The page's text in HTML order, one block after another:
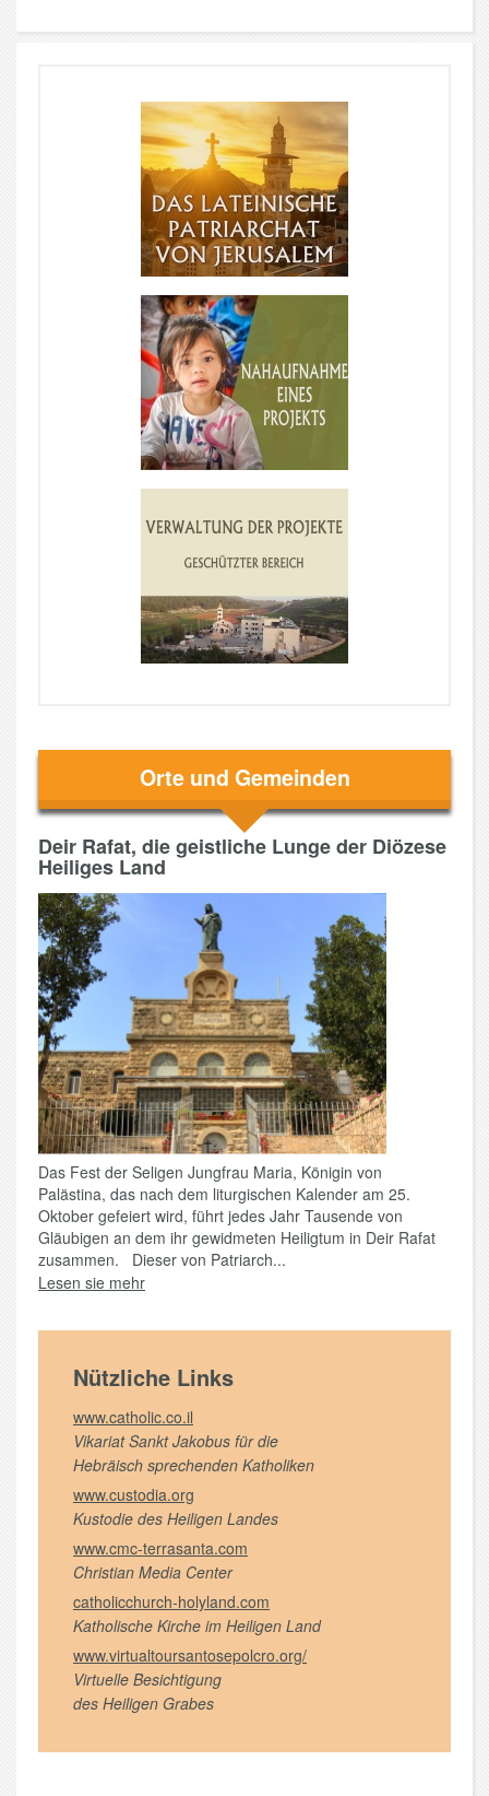
Orte und Gemeinden
Deir Rafat, die geistliche Lunge der Diözese
Heiliges Land
Das Fest der Seligen Jungfrau Maria, Königin von
Palästina, das nach dem liturgischen Kalender am 25.
Oktober gefeiert wird, führt jedes Jahr Tausende von
Gläubigen an dem ihr gewidmeten Heiligtum in Deir Rafat
zusammen. Dieser von Patriarch...
Lesen sie mehr
Nützliche Links
www.catholic.co.il
Vikariat Sankt Jakobus für die
Hebräisch sprechenden Katholiken
www.custodia.org
Kustodie des Heiligen Landes
www.cmc-terrasanta.com
Christian Media Center
catholicchurch-holyland.com
Katholische Kirche im Heiligen Land
www.virtualtoursantosepolcro.org/
Virtuelle Besichtigung
des Heiligen Grabes